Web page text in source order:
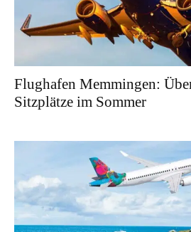
Flughafen Memmingen:
Sitzplätze im Sommer